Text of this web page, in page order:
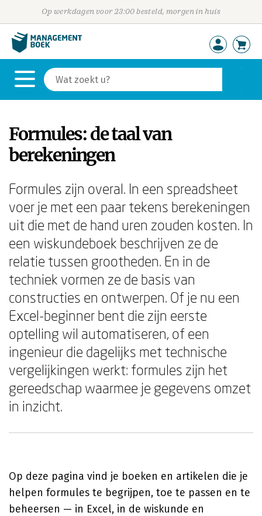
Op werkdagen voor 23:00 besteld, morgen in huis
Formules: de taal van
berekeningen
Formules zijn overal. In een spreadsheet
voer je met een paar tekens berekeningen
uit die met de hand uren zouden kosten. In
een wiskundeboek beschrijven ze de
relatie tussen grootheden. En in de
techniek vormen ze de basis van
constructies en ontwerpen. Of je nu een
Excel-beginner bent die zijn eerste
optelling wil automatiseren, of een
ingenieur die dagelijks met technische
vergelijkingen werkt: formules zijn het
gereedschap waarmee je gegevens omzet
in inzicht.
Op deze pagina vind je boeken en artikelen die je
helpen formules te begrijpen, toe te passen en te
beheersen — in Excel, in de wiskunde en